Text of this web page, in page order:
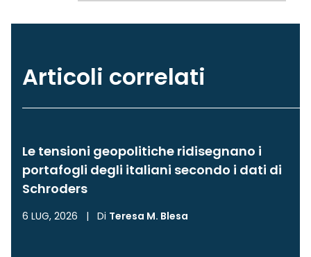
Articoli correlati
Le tensioni geopolitiche ridisegnano i
portafogli degli italiani secondo i dati di
Schroders
6 LUG, 2026 | Di Teresa M. Blesa